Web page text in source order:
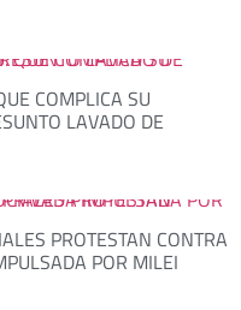
COMPLICA SU
LAVADO DE
PROTESTAN CONTRA
POR MILEI